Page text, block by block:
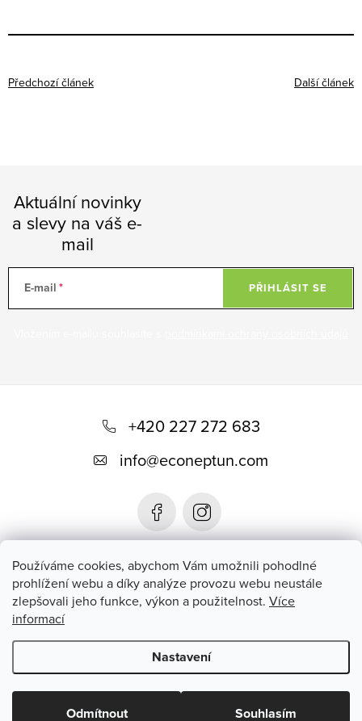
Používáme cookies, abychom Vám umožnili pohodlné
prohlížení webu a díky analýze provozu webu neustále
zlepšovali jeho funkce, výkon a použitelnost. Více
informací
Nastavení
Odmítnout Souhlasím
Předchozí článek Další článek
Aktuální novinky
a slevy na váš e-
mail
E-mail PŘIHLÁSIT SE
í
+420 227 272 683
info@econeptun.com
Copyright 2026EcoNeptun. Všechna práva vyhrazena.